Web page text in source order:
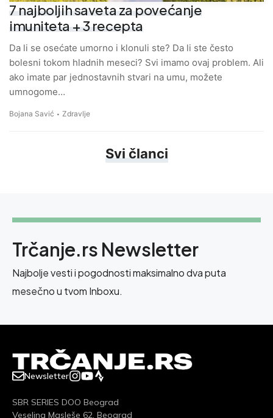
7 najboljih saveta za povećanje
imuniteta + 3 recepta
Da li se osećate umorno i klonuli ste? Da li ste često
bolesni tokom hladnih meseci? Svi imamo ovaj problem. Ali
ako imate par jednostavnih stvari na umu, možete
umnogome…
Bojana Savić Zdravlje
Svi članci
Trčanje.rs Newsletter
Najbolje vesti i pogodnosti maksimalno dva puta
mesečno u tvom Inboxu.
Newsletter
SBR SERIES DOO Beograd
Veselina Masleše 62, Beograd